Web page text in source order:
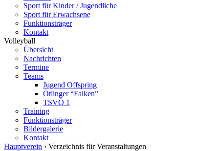
Sport für Kinder / Jugendliche
Sport für Erwachsene
Funktionsträger
Kontakt
Volleyball
Übersicht
Nachrichten
Termine
Teams
Jugend Offspring
Ötlinger “Falken”
TSVÖ 1
Training
Funktionsträger
Bildergalerie
Kontakt
Hauptverein › Verzeichnis für Veranstaltungen